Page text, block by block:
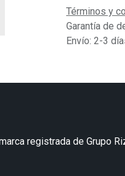
Términos y
Garantía de
Envío: 2-3
registrada de Grupo